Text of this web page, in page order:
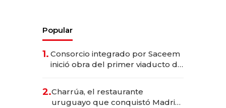
Popular
1. Consorcio integrado por Saceem
inició obra del primer viaducto de
millones
2.Charrúa, el restaurante
uruguayo que conquistó Madrid: